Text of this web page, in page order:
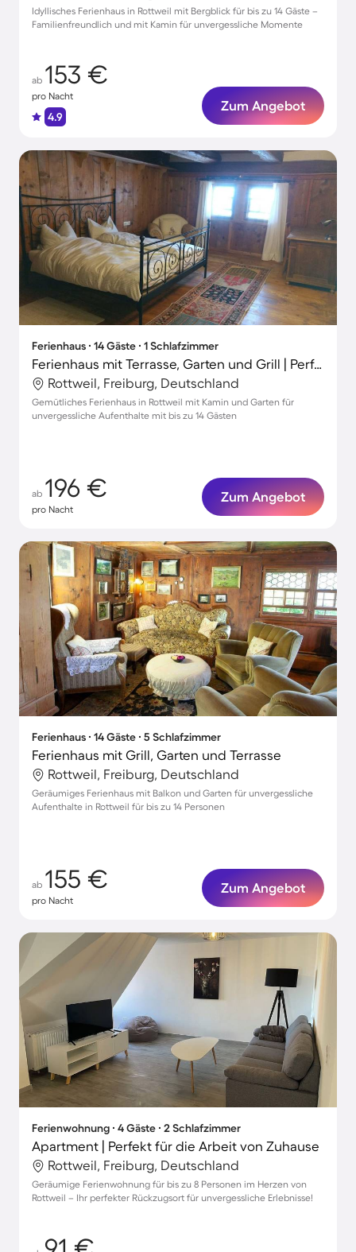
Idyllisches Ferienhaus in Rottweil mit Bergblick für bis zu 14 Gäste –
Familienfreundlich und mit Kamin für unvergessliche Momente
ab 153 €
pro Nacht
4.9
Zum Angebot
Ferienhaus ∙ 14 Gäste ∙ 1 Schlafzimmer
Ferienhaus mit Terrasse, Garten und Grill | Perfekt für die Arbeit von Zuhause
Rottweil, Freiburg, Deutschland
Gemütliches Ferienhaus in Rottweil mit Kamin und Garten für
unvergessliche Aufenthalte mit bis zu 14 Gästen
ab 196 €
pro Nacht
Zum Angebot
Ferienhaus ∙ 14 Gäste ∙ 5 Schlafzimmer
Ferienhaus mit Grill, Garten und Terrasse
Rottweil, Freiburg, Deutschland
Geräumiges Ferienhaus mit Balkon und Garten für unvergessliche
Aufenthalte in Rottweil für bis zu 14 Personen
ab 155 €
pro Nacht
Zum Angebot
Ferienwohnung ∙ 4 Gäste ∙ 2 Schlafzimmer
Apartment | Perfekt für die Arbeit von Zuhause
Rottweil, Freiburg, Deutschland
Geräumige Ferienwohnung für bis zu 8 Personen im Herzen von
Rottweil – Ihr perfekter Rückzugsort für unvergessliche Erlebnisse!